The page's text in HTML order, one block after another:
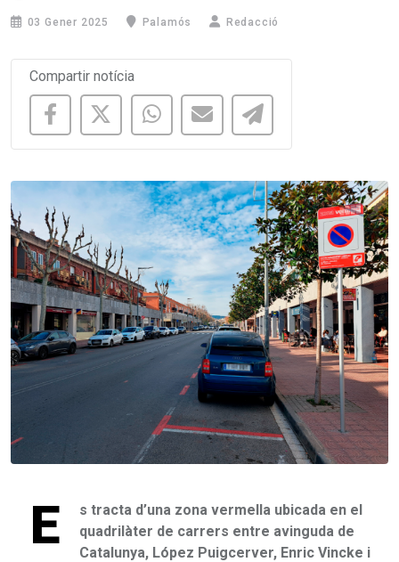
03 Gener 2025 Palamós Redacció
Compartir notícia
E
s tracta d’una zona vermella ubicada en el
quadrilàter de carrers entre avinguda de
Catalunya, López Puigcerver, Enric Vincke i